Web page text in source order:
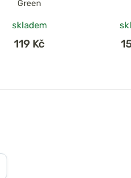
Green
skladem
119 Kč